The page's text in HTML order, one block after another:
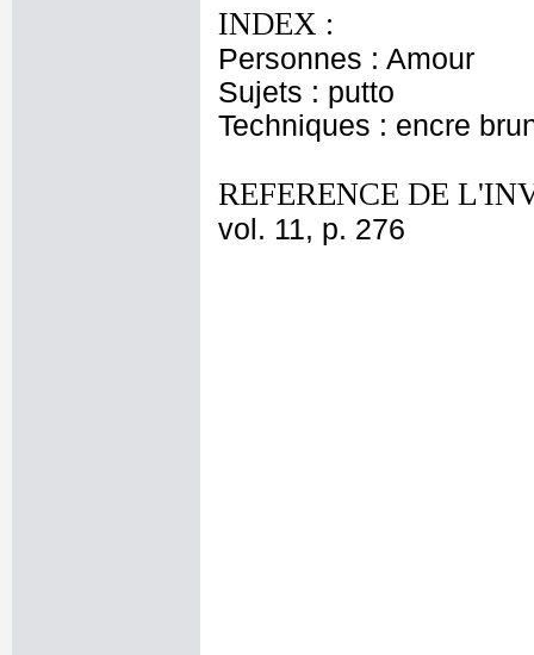
INDEX :
Personnes : Amour
Sujets : putto
Techniques : encre
REFERENCE DE
vol. 11, p. 276